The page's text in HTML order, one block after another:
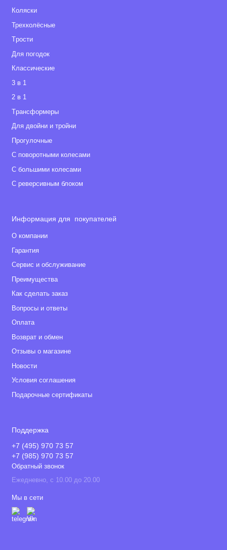
Коляски
Трехколёсные
Tрости
Для погодок
Классические
3 в 1
2 в 1
Tрансформеры
Для двойни и тройни
Прогулочные
С поворотными колесами
С большими колесами
С реверсивным блоком
Информация для покупателей
О компании
Гарантия
Сервис и обслуживание
Преимущества
Как сделать заказ
Вопросы и ответы
Оплата
Возврат и обмен
Отзывы о магазине
Новости
Условия соглашения
Подарочные сертификаты
Поддержка
+7 (495) 970 73 57
+7 (985) 970 73 57
Обратный звонок
Ежедневно, с 10.00 до 20.00
Мы в сети